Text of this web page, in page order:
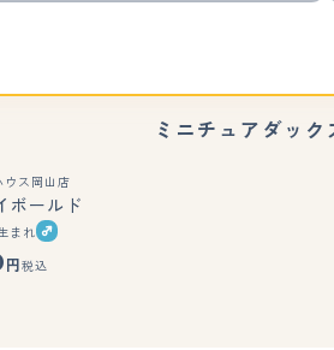
ミニチュアダッ
ウス岡山店
ボールド
まれ
円 税込